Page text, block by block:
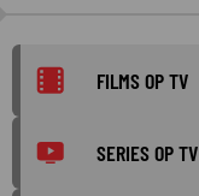
FILMS OP TV
SERIES OP TV